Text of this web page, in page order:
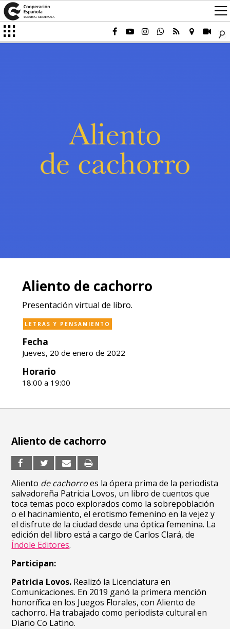
Aliento de cachorro
Presentación virtual de libro.
LETRAS Y PENSAMIENTO
Fecha
Jueves, 20 de enero de 2022
Horario
18:00 a 19:00
Aliento de cachorro
Aliento de cachorroes la ópera prima de la periodista
salvadoreña Patricia Lovos, un libro de cuentos que
toca temas poco explorados como la sobrepoblación
o el hacinamiento, el erotismo femenino en la vejez y
el disfrute de la ciudad desde una óptica femenina. La
edición del libro está a cargo de Carlos Clará, de
Índole Editores.
Participan:
Patricia Lovos. Realizó la Licenciatura en
Comunicaciones. En 2019 ganó la primera mención
honorífica en los Juegos Florales, con Aliento de
cachorro. Ha trabajado como periodista cultural en
Diario Co Latino.